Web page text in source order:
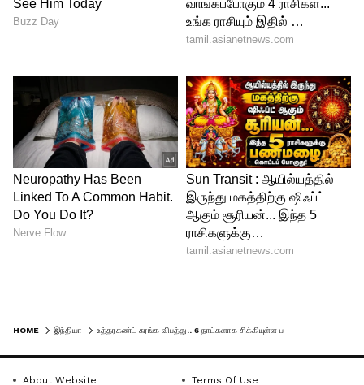
HOME இந்தியா
About Website Terms Of Use